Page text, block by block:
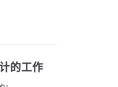
的工作